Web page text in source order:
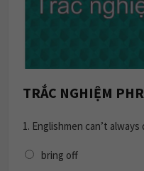
TRẮC NGHIỆM
1. Englishmen can’t
bring off